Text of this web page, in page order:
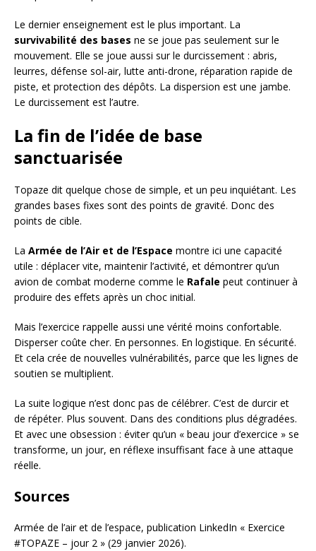
Le dernier enseignement est le plus important. La
survivabilité des bases ne se joue pas seulement sur le
mouvement. Elle se joue aussi sur le durcissement : abris,
leurres, défense sol-air, lutte anti-drone, réparation rapide de
piste, et protection des dépôts. La dispersion est une jambe.
Le durcissement est l’autre.
La fin de l’idée de base
sanctuarisée
Topaze dit quelque chose de simple, et un peu inquiétant. Les
grandes bases fixes sont des points de gravité. Donc des
points de cible.
La Armée de l’Air et de l’Espace montre ici une capacité
utile : déplacer vite, maintenir l’activité, et démontrer qu’un
avion de combat moderne comme le Rafale peut continuer à
produire des effets après un choc initial.
Mais l’exercice rappelle aussi une vérité moins confortable.
Disperser coûte cher. En personnes. En logistique. En sécurité.
Et cela crée de nouvelles vulnérabilités, parce que les lignes de
soutien se multiplient.
La suite logique n’est donc pas de célébrer. C’est de durcir et
de répéter. Plus souvent. Dans des conditions plus dégradées.
Et avec une obsession : éviter qu’un « beau jour d’exercice » se
transforme, un jour, en réflexe insuffisant face à une attaque
réelle.
Sources
Armée de l’air et de l’espace, publication LinkedIn « Exercice
#TOPAZE – jour 2 » (29 janvier 2026).